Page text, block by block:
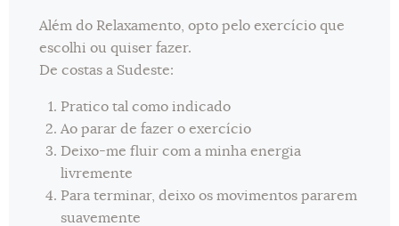
Além do Relaxamento, opto pelo exercício que
escolhi ou quiser fazer.
De costas a Sudeste:
Pratico tal como indicado
Ao parar de fazer o exercício
Deixo-me fluir com a minha energia
livremente
Para terminar, deixo os movimentos pararem
suavemente